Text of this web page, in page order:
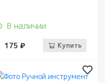
В наличии
175 ₽ Купить